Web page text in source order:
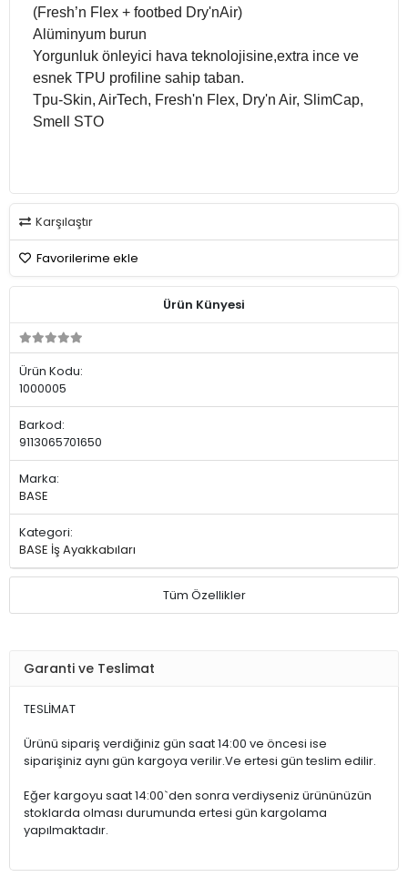
(Fresh’n Flex + footbed Dry'nAir)
Alüminyum burun
Yorgunluk önleyici hava teknolojisine,extra ince ve
esnek TPU profiline sahip taban.
Tpu-Skin, AirTech, Fresh'n Flex, Dry'n Air, SlimCap,
Smell STO
Karşılaştır
Favorilerime ekle
Ürün Künyesi
Ürün Kodu:
1000005
Barkod:
9113065701650
Marka:
BASE
Kategori:
BASE İş Ayakkabıları
Tüm Özellikler
Garanti ve Teslimat
TESLİMAT
Ürünü sipariş verdiğiniz gün saat 14:00 ve öncesi ise
siparişiniz aynı gün kargoya verilir.Ve ertesi gün teslim edilir.
Eğer kargoyu saat 14:00`den sonra verdiyseniz ürününüzün
stoklarda olması durumunda ertesi gün kargolama
yapılmaktadır.